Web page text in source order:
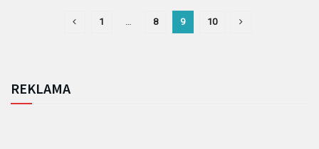
1 8 9 10
REKLAMA